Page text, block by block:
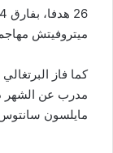
ميتروفيتش
كما فاز
مدرب عن الشهر
مايلسون